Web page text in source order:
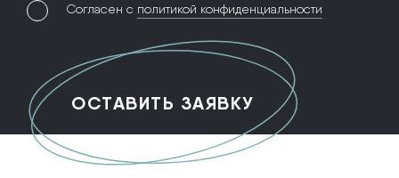
Согласен с политикой конфиденциальности